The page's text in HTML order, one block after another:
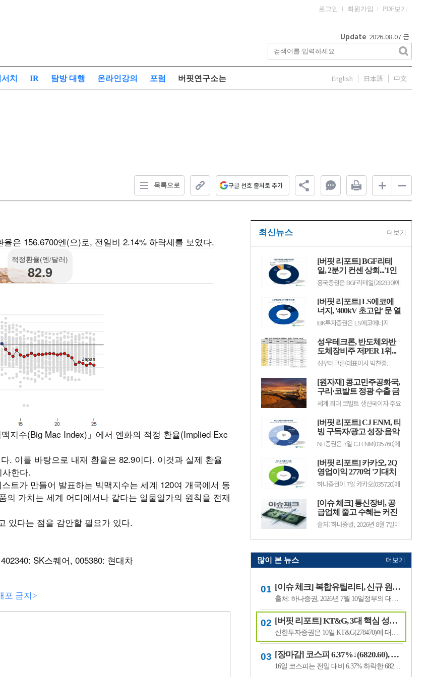
로그인 회원가입 PDF보기
Update 2026.08.07 금
치 IR 탐방 대행 온라인강의 포럼 버핏연구소는 English 日本語 中文
목록으로 구글 선호 출처로 추가
은 156.6700엔(으)로, 전일비 2.14% 하락세를 보였다.
적정환율(엔/달러)
82.9
지수(Big Mac Index)」에서 엔화의 적정 환율(Implied Exc
. 이를 바탕으로 내재 환율은 82.9이다. 이것과 실제 환율
한다.
트가 만들어 발표하는 빅맥지수는 세계 120여 개국에서 동
가치는 세계 어디에서나 같다는 일물일가의 원칙을 전재
있다는 점을 감안할 필요가 있다.
SK스퀘어, 005380: 현대차
포 금지>
최신뉴스 더보기
[버핏 리포트] BGF리테
일, 2분기 컨센 상회...'1인
가구 증가' '방한 외국인
소비 확대' 구조적 수혜 전
망 - 흥국
흥국증권은 BGF리테일(282330)에
대해 1~2인 가구 증가와 방한 외국
인 소비 확대에 따른 구조적 수혜
가 이어질 것으로 전망하며 투자의
견 ‘매수’를 유지했다. 목표주가는
기존 18만원에서 19만원으로 상향
했다. BGF리테일의 전일 종가는
연구원은 “1~2인 가구 증가에 따
른 구조적인 소비 환경 변화의 수.
[버핏 리포트] LS에코에
너지, '400kV 초고압' 문 열
었다...2027년 본격 수혜 기
대 - IBK
IBK투자증권은 LS에코에너지
덕트를 중심으로 안정적인 실적 성
장세가 이어지고 오는 2027년부터
초고압 케이블이 새로운 성장동력
으로 자리 잡을 전망이라며 투자의
견 '매수'를 유지하고 목표주가 7
너지의 전일 종가는 4만5550원이
다.김태현 IBK투자증권 연구원은
"올해 2분기 .
성우테크론, 반도체와반
도체장비주 저PER 1위...
4.86배
성우테크론(대표이사 박찬홍.
045300)이 8월 반도체와반도체장
비주 저PER 1위를 기록했다.버핏
연구소 조사 결과에 따르면 성우테
크론이 8월 반도체와반도체장비주
PER 4.86배로 가장 낮았다. 이어
유니트론텍(142210)(4.89), 유니퀘
(071280)(7.7)가 뒤를 이었다.성우
테크론은 1분기 매출액 118억원,
영업이익 14억원으로 전년.
[원자재] 콩고민주공화국,
구리·코발트 정광 수출 금
지…국제 구리 가격 강세
지속
세계 최대 코발트 생산국이자 주요
(DRC)이 자국 내 광물 가공 산업을
육성하기 위해 구리와 코발트 정광
(금속 함량을 높인 가공 전 원료)
수출을 전면 금지했다. 미국의 구
리 수입관세 부과를 앞두고 국제
공급 우려가 더해지면서 시장의 관
심이 집중되고 있다.콩고민주공
화..
[버핏 리포트] CJ ENM, 티
빙 구독자/광고 성장·음악
IP 고성장·MLC 취급고 성
장으로 2Q 실적 선방 –
NH
NH증권은 7일 CJ ENM(035760)에
대해 피프스시즌의 딜리버리 공백
이 실적에 부담으로 작용했음에도
티빙 구독자·광고 성장에 따른 흑
자전환 및 음악IP 전반의 고성장
지속과 MLC의 꾸준한 취급고 성장
으로 선방했다며, 투자의견 ‘매
했다. CJ ENM의 전일 종가는 3만
4100원이다.이화정 NH증권 애널
리스트는 &...
[버핏 리포트] 카카오, 2Q
영업이익 2770억 '기대치
상회'…AI 수익화 시간 필
요 - 하나
하나증권이 7일 카카오(035720)에
대해 "톡비즈 광고 성장과 자회사
수익성 개선으로 2분기 시장 기대
치를 상회하는 실적을 냈으나,
B2C AI 신사업의 수익화에는 시간
이 필요하다"며 투자의견 '매수'를
유지하고 목표주가를 5만8000원
가는 3만8300원이다.이준호 하나
...
[이슈 체크] 통신장비, 공
급업체 줄고 수혜는 커진
다…미국 규제가 새 기회
출처: 하나증권, 2026년 8월 7일미
국의 중국산 통신장비 규제가 부품
까지 확대되면서 국내 통신장비 업
다. 하나증권은 공급업체가 줄어드
는 업계 구조와 미국의 투자 확대
를 고려하면 국내 업체들의 실적
나증권은 3G와 LTE, 5G를 거치며
통신장비 업체 수는 줄어든 반면
선도 ..
많이 본 뉴스 더보기
[이슈 체크] 복합유틸리티, 신규 원전 최대 4기 가능성…한국전력 장기 성장 기대
[버핏 리포트] KT&G, 3대 핵심 성장 산업·신성장동력 통해 견조한 주가 기대 – 신한
[장마감] 코스피 6.37%↓(6820.60), 코스닥 4.53%↓(791.84)